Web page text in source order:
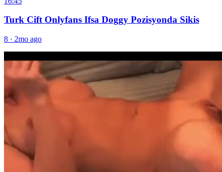
Turk Cift Onlyfans Ifsa Doggy Pozisyonda Sikis
8 · 2mo ago